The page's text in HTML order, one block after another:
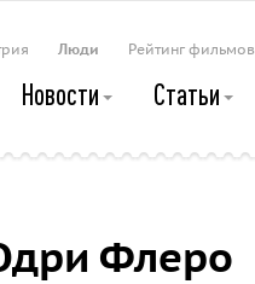
Люди Рейтинг фильмов
Новости Статьи
Флеро